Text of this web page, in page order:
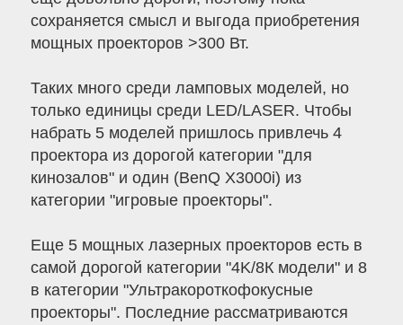
сохраняется смысл и выгода приобретения
мощных проекторов >300 Вт.
Таких много среди ламповых моделей, но
только единицы среди LED/LASER. Чтобы
набрать 5 моделей пришлось привлечь 4
проектора из дорогой категории "для
кинозалов" и один (BenQ X3000i) из
категории "игровые проекторы".
Еще 5 мощных лазерных проекторов есть в
самой дорогой категории "4K/8К модели" и 8
в категории "Ультракороткофокусные
проекторы". Последние рассматриваются